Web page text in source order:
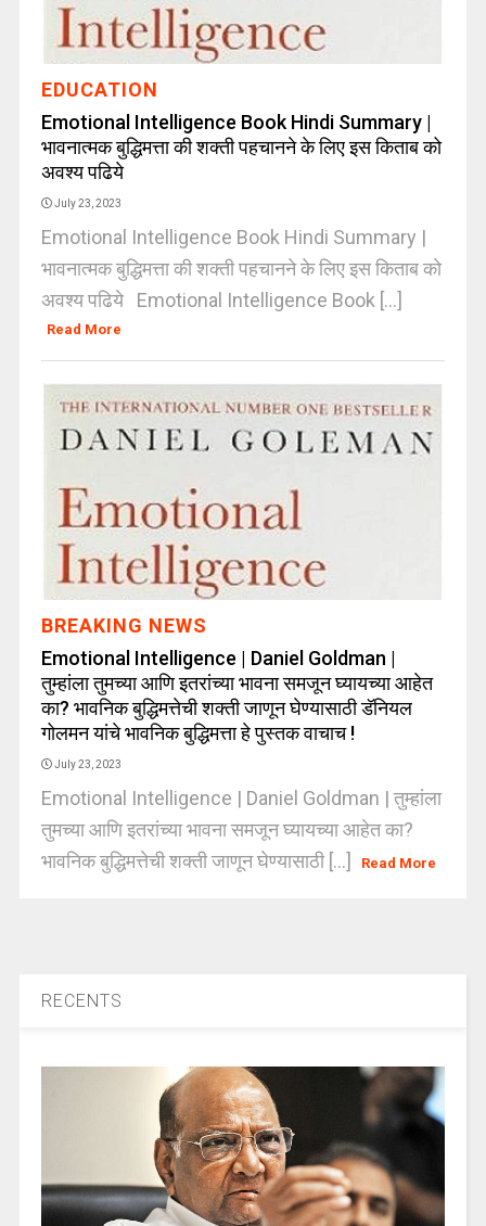
EDUCATION
Emotional Intelligence Book Hindi Summary |
भावनात्मक बुद्धिमत्ता की शक्ती पहचानने के लिए इस किताब को
अवश्य पढिये
July 23, 2023
Emotional Intelligence Book Hindi Summary |
भावनात्मक बुद्धिमत्ता की शक्ती पहचानने के लिए इस किताब को
अवश्य पढिये Emotional Intelligence Book [...]
Read More
BREAKING NEWS
Emotional Intelligence | Daniel Goldman |
तुम्हांला तुमच्या आणि इतरांच्या भावना समजून घ्यायच्या आहेत
का? भावनिक बुद्धिमत्तेची शक्ती जाणून घेण्यासाठी डॅनियल
गोलमन यांचे भावनिक बुद्धिमत्ता हे पुस्तक वाचाच !
July 23, 2023
Emotional Intelligence | Daniel Goldman | तुम्हांला
तुमच्या आणि इतरांच्या भावना समजून घ्यायच्या आहेत का?
भावनिक बुद्धिमत्तेची शक्ती जाणून घेण्यासाठी [...]
Read More
RECENTS